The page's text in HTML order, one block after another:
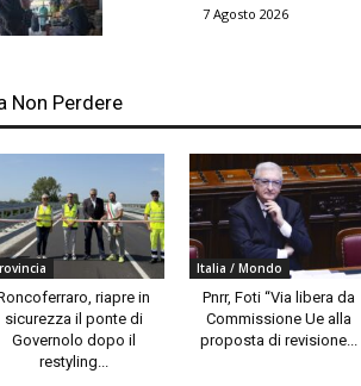
7 Agosto 2026
Non Perdere
riapre in
sicurezza il ponte di
Governolo dopo il
restyling...
Italia / Mondo
Pnrr, Foti “Via libera da
Commissione Ue alla
proposta di revisione...